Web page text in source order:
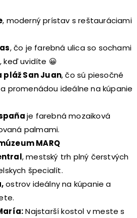
, moderný prístav s reštauráciami
, čo je farebná ulica so sochami
keď uvidíte 😀
pláž San Juan, čo sú piesočné
promenádou ideálne na kúpanie
je farebná mozaiková
palmami.
MARQ
, mestský trh plný čerstvých
špecialít.
ostrov ideálny na kúpanie a
Najstarší kostol v meste s